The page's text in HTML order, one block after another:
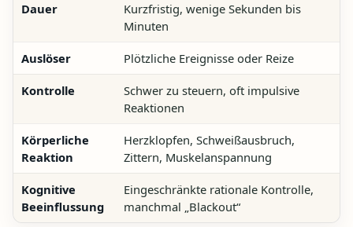
Dauer
Kurzfristig, wenige Sekunden bis
Minuten
Auslöser Plötzliche Ereignisse oder Reize
Kontrolle
Schwer zu steuern, oft impulsive
Reaktionen
Körperliche
Reaktion
Herzklopfen, Schweißausbruch,
Zittern, Muskelanspannung
Kognitive
Beeinflussung
Eingeschränkte rationale Kontrolle,
manchmal „Blackout“